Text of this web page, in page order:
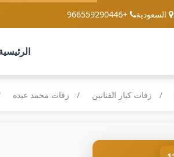
السعودية +966559290446
زفات كبار الفنانين زفات محمد عبده